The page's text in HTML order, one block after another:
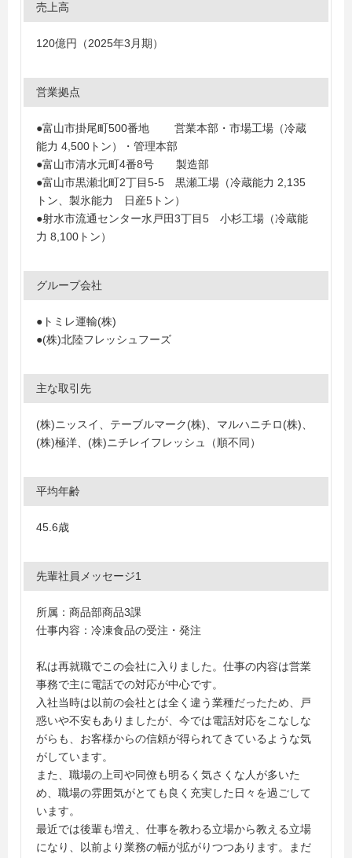
売上高
120億円（2025年3月期）
営業拠点
●富山市掛尾町500番地 営業本部・市場工場（冷蔵
能力 4,500トン）・管理本部
●富山市清水元町4番8号 製造部
●富山市黒瀬北町2丁目5-5 黒瀬工場（冷蔵能力 2,135
トン、製氷能力 日産5トン）
●射水市流通センター水戸田3丁目5 小杉工場（冷蔵能
力 8,100トン）
グループ会社
●トミレ運輸(株)
●(株)北陸フレッシュフーズ
主な取引先
(株)ニッスイ、テーブルマーク(株)、マルハニチロ(株)、
(株)極洋、(株)ニチレイフレッシュ（順不同）
平均年齢
45.6歳
先輩社員メッセージ1
所属：商品部商品3課
仕事内容：冷凍食品の受注・発注
私は再就職でこの会社に入りました。仕事の内容は営業
事務で主に電話での対応が中心です。
入社当時は以前の会社とは全く違う業種だったため、戸
惑いや不安もありましたが、今では電話対応をこなしな
がらも、お客様からの信頼が得られてきているような気
がしています。
また、職場の上司や同僚も明るく気さくな人が多いた
め、職場の雰囲気がとても良く充実した日々を過ごして
います。
最近では後輩も増え、仕事を教わる立場から教える立場
になり、以前より業務の幅が拡がりつつあります。まだ